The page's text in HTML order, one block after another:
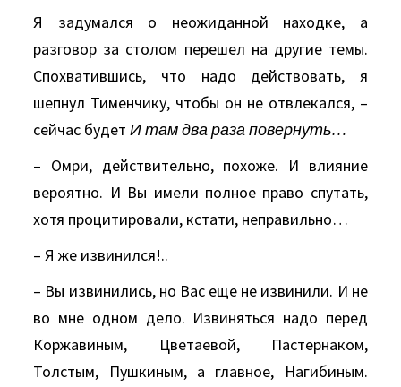
Я задумался о неожиданной находке, а
разговор за столом перешел на другие темы.
Спохватившись, что надо действовать, я
шепнул Тименчику, чтобы он не отвлекался, –
сейчас будетИ там два раза повернуть…
– Омри, действительно, похоже. И влияние
вероятно. И Вы имели полное право спутать,
хотя процитировали, кстати, неправильно…
– Я же извинился!..
– Вы извинились, но Вас еще не извинили. И не
во мне одном дело. Извиняться надо перед
Коржавиным, Цветаевой, Пастернаком,
Толстым, Пушкиным, а главное, Нагибиным.